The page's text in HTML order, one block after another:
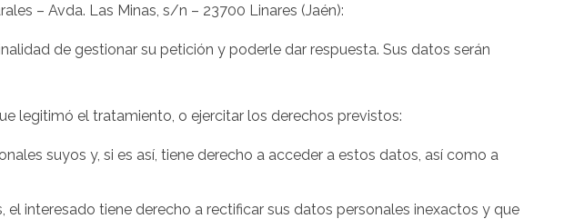
– Avda. Las Minas, s/n – 23700 Linares (Jaén):
de gestionar su petición y poderle dar respuesta. Sus datos serán
legitimó el tratamiento, o ejercitar los derechos previstos:
suyos y, si es así, tiene derecho a acceder a estos datos, así como a
interesado tiene derecho a rectificar sus datos personales inexactos y que